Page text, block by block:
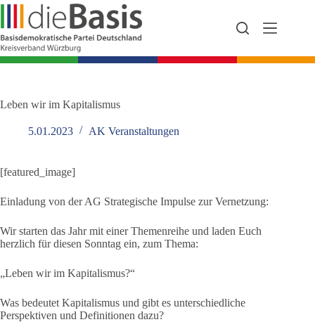
Zum
springen
Leben wir im Kapitalismus
5.01.2023 AK Veranstaltungen
[featured_image]
Einladung von der AG Strategische Impulse zur Vernetzung:
Wir starten das Jahr mit einer Themenreihe und laden Euch
herzlich für diesen Sonntag ein, zum Thema:
„Leben wir im Kapitalismus?“
Was bedeutet Kapitalismus und gibt es unterschiedliche
Perspektiven und Definitionen dazu?